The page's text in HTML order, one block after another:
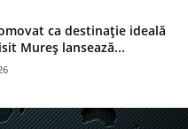
ca destinație ideală
Mureș lansează...